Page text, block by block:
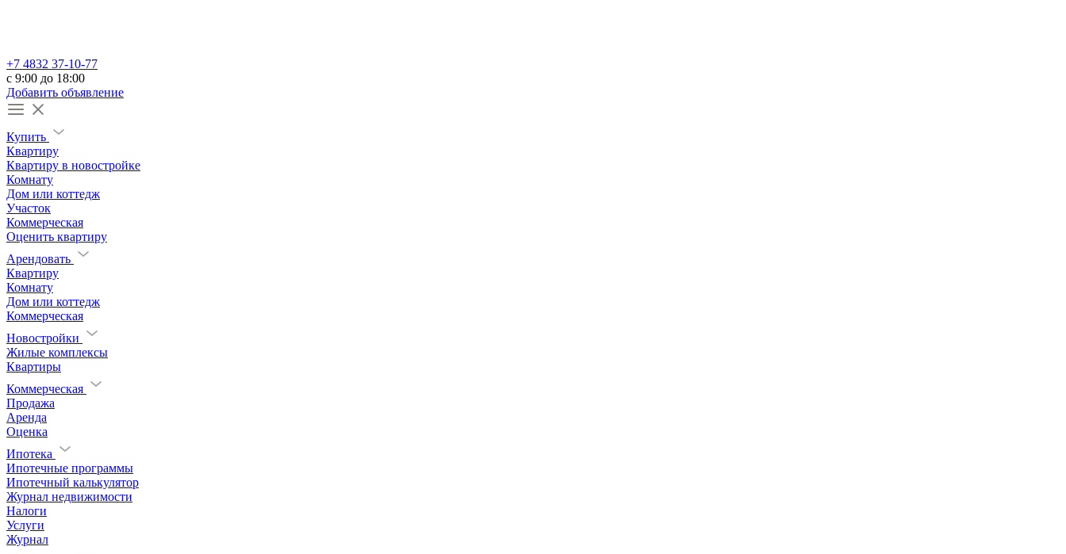
+7 4832 37-10-77
c 9:00 до 18:00
Добавить объявление
Купить
Квартиру
Квартиру в новостройке
Комнату
Дом или коттедж
Участок
Коммерческая
Оценить квартиру
Арендовать
Квартиру
Комнату
Дом или коттедж
Коммерческая
Новостройки
Жилые комплексы
Квартиры
Коммерческая
Продажа
Аренда
Оценка
Ипотека
Ипотечные программы
Ипотечный калькулятор
Журнал недвижимости
Налоги
Услуги
Журнал